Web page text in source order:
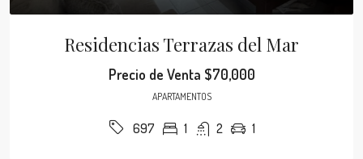
Residencias Terrazas del Mar
Precio de Venta $70,000
APARTAMENTOS
697 1 2 1